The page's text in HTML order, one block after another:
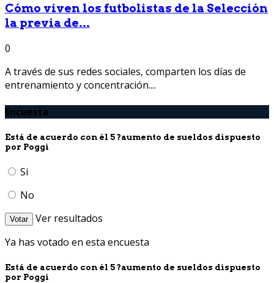
Cómo viven los futbolistas de la Selección
la previa de...
0
A través de sus redes sociales, comparten los días de
entrenamiento y concentración....
Encuesta
Está de acuerdo con él 5 ?aumento de sueldos dispuesto
por Poggi
Si
No
Votar
Ver resultados
Ya has votado en esta encuesta
Está de acuerdo con él 5 ?aumento de sueldos dispuesto
por Poggi